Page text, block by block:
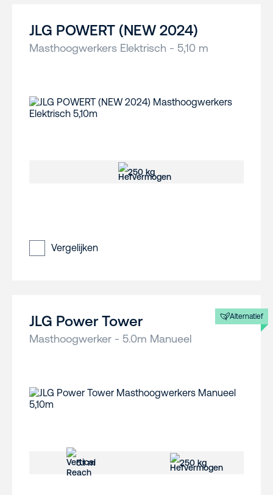
JLG POWERT (NEW 2024)
Masthoogwerkers Elektrisch - 5,10 m
250 kg
Vergelijken
Alternatief
JLG Power Tower
Masthoogwerker - 5.0m Manueel
5.1 m 250 kg